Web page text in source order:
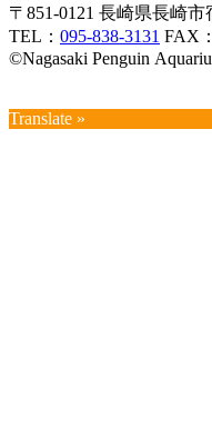
〒851-0121 長崎県長崎市
TEL： 095-838-3131 FAX
©Nagasaki Penguin
Translate »